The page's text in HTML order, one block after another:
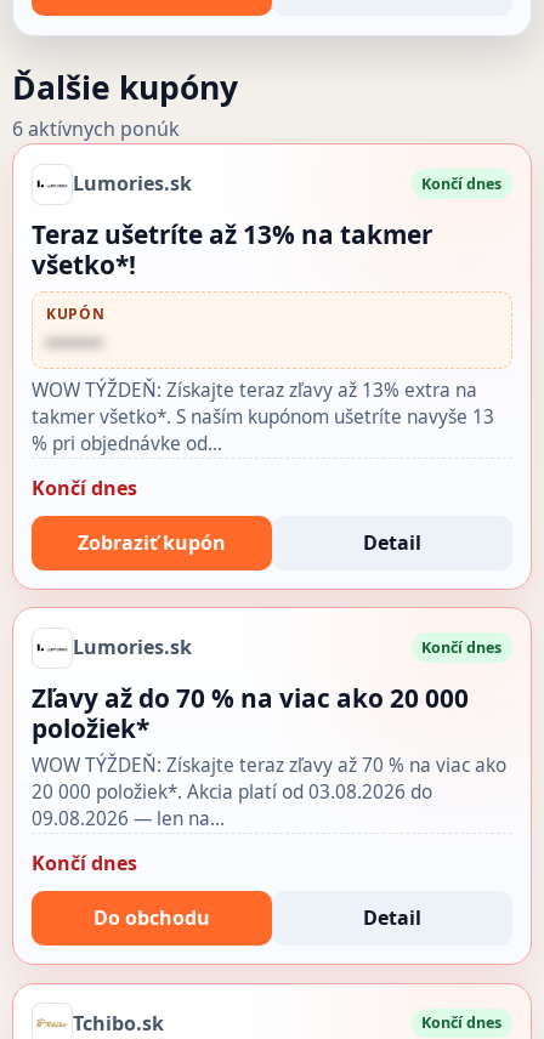
Ďalšie kupóny
6 aktívnych ponúk
Lumories.sk Končí dnes
Teraz ušetríte až 13% na takmer
všetko*!
KUPÓN
••••••
WOW TÝŽDEŇ: Získajte teraz zľavy až 13% extra na
takmer všetko*. S naším kupónom ušetríte navyše 13
% pri objednávke od…
Končí dnes
Zobraziť kupón Detail
Lumories.sk Končí dnes
Zľavy až do 70 % na viac ako 20 000
položiek*
WOW TÝŽDEŇ: Získajte teraz zľavy až 70 % na viac ako
20 000 položiek*. Akcia platí od 03.08.2026 do
09.08.2026 — len na…
Končí dnes
Do obchodu Detail
Tchibo.sk Končí dnes